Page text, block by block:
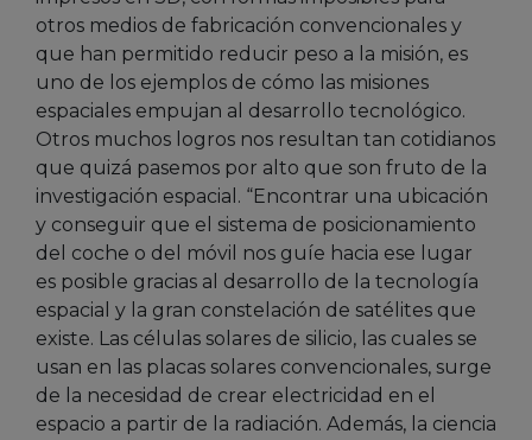
otros medios de fabricación convencionales y
que han permitido reducir peso a la misión, es
uno de los ejemplos de cómo las misiones
espaciales empujan al desarrollo tecnológico.
Otros muchos logros nos resultan tan cotidianos
que quizá pasemos por alto que son fruto de la
investigación espacial. “Encontrar una ubicación
y conseguir que el sistema de posicionamiento
del coche o del móvil nos guíe hacia ese lugar
es posible gracias al desarrollo de la tecnología
espacial y la gran constelación de satélites que
existe. Las células solares de silicio, las cuales se
usan en las placas solares convencionales, surge
de la necesidad de crear electricidad en el
espacio a partir de la radiación. Además, la ciencia